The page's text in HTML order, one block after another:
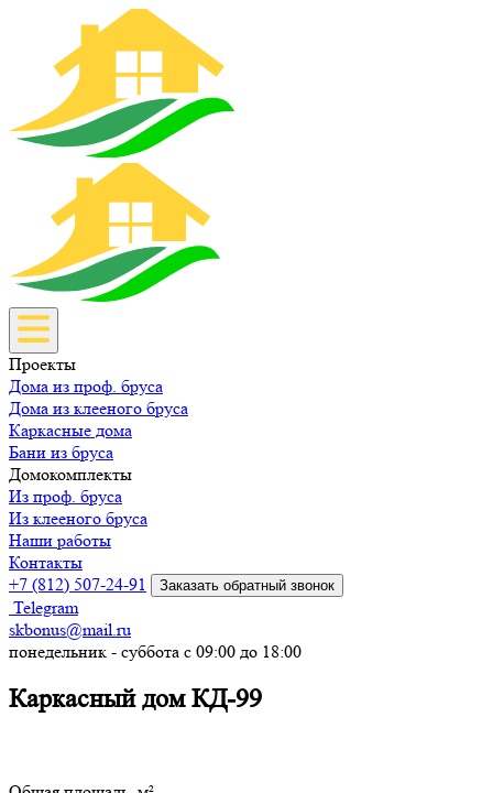
Проекты
Дома из проф. бруса
Дома из клееного бруса
Каркасные дома
Бани из бруса
Домокомплекты
Из проф. бруса
Из клееного бруса
Наши работы
Контакты
+7 (812) 507-24-91
Заказать обратный звонок
Telegram
skbonus@mail.ru
понедельник - суббота с 09:00 до 18:00
Каркасный дом КД-99